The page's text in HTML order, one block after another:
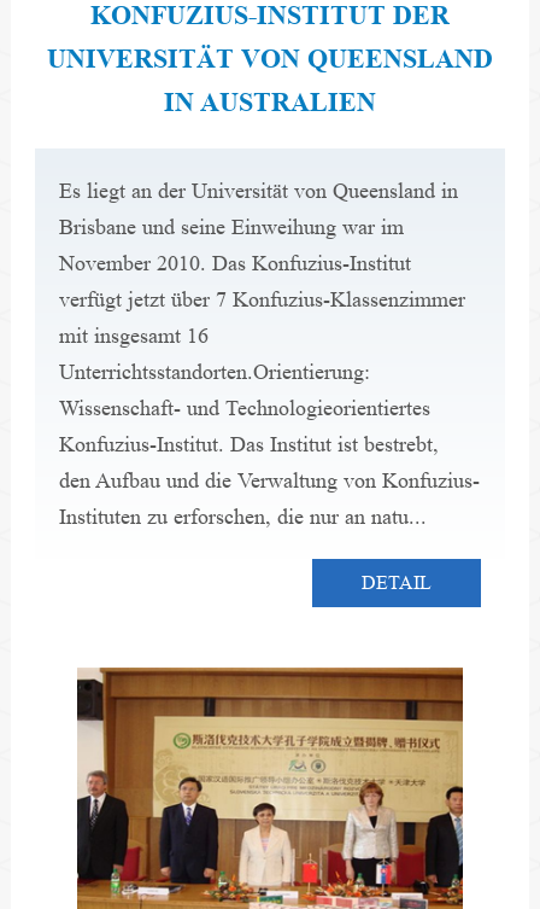
KONFUZIUS-INSTITUT DER
UNIVERSITÄT VON QUEENSLAND
IN AUSTRALIEN
Es liegt an der Universität von Queensland in
Brisbane und seine Einweihung war im
November 2010. Das Konfuzius-Institut
verfügt jetzt über 7 Konfuzius-Klassenzimmer
mit insgesamt 16
Unterrichtsstandorten.Orientierung:
Wissenschaft- und Technologieorientiertes
Konfuzius-Institut. Das Institut ist bestrebt,
den Aufbau und die Verwaltung von Konfuzius-
Instituten zu erforschen, die nur an natu...
DETAIL